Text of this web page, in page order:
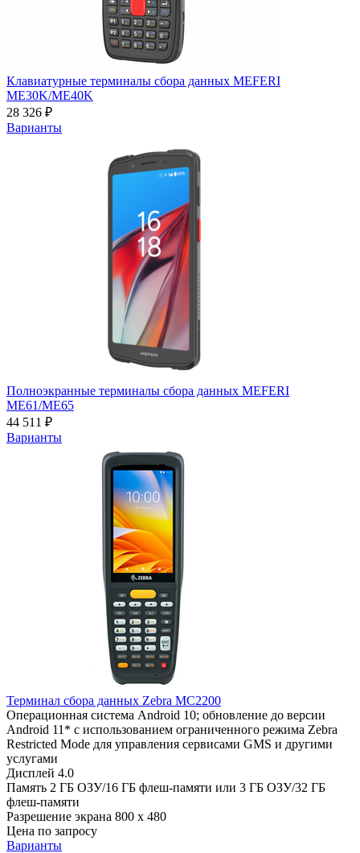
Клавиатурные терминалы сбора данных MEFERI
ME30K/ME40K
28 326 ₽
Варианты
Полноэкранные терминалы сбора данных MEFERI
ME61/ME65
44 511 ₽
Варианты
Терминал сбора данных Zebra MC2200
Операционная система Android 10; обновление до версии
Android 11* с использованием ограниченного режима Zebra
Restricted Mode для управления сервисами GMS и другими
услугами
Дисплей 4.0
Память 2 ГБ ОЗУ/16 ГБ флеш-памяти или 3 ГБ ОЗУ/32 ГБ
флеш-памяти
Разрешение экрана 800 x 480
Цена по запросу
Варианты